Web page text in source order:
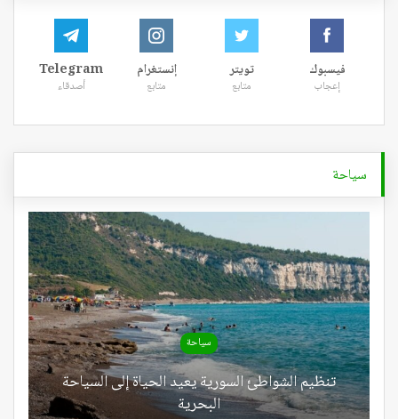
فيسبوك
إعجاب
تويتر
متابع
إنستغرام
متابع
Telegram
أصدقاء
سياحة
سياحة
تنظيم الشواطئ السورية يعيد الحياة إلى السياحة
البحرية